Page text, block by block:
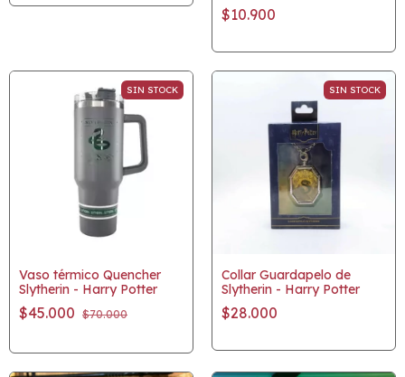
$10.900
SIN STOCK
Vaso térmico Quencher
Slytherin - Harry Potter
$45.000 $70.000
SIN STOCK
Collar Guardapelo de
Slytherin - Harry Potter
$28.000